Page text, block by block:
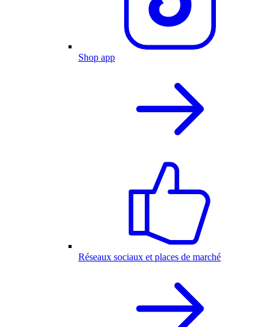
Shop app
Réseaux sociaux et places de marché